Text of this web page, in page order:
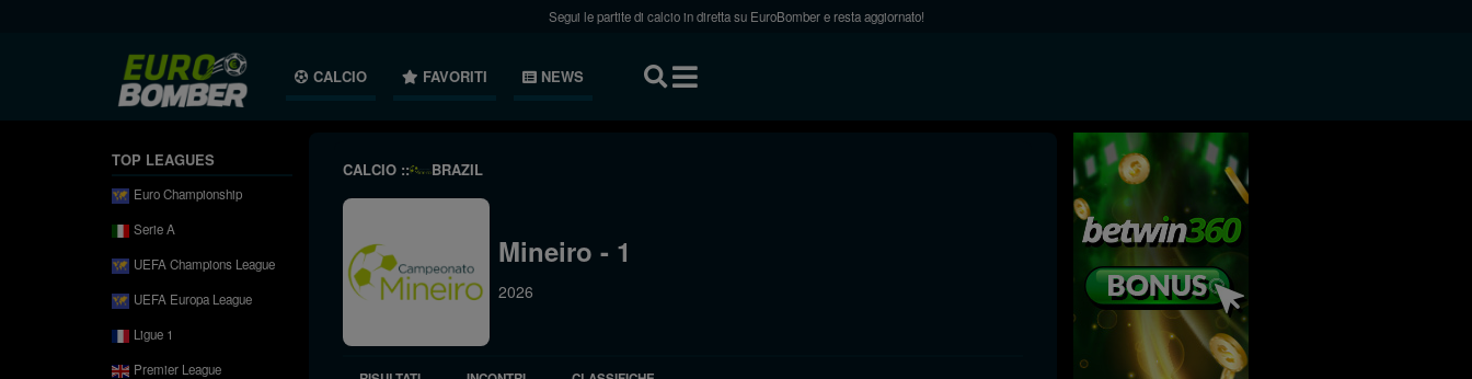
Segui le partite di calcio in diretta su EuroBomber e resta aggiornato!
CALCIO FAVORITI NEWS
TOP LEAGUES
Euro Championship
Serie A
UEFA Champions League
UEFA Europa League
Ligue 1
Premier League
CALCIO :: BRAZIL
Mineiro - 1
2026